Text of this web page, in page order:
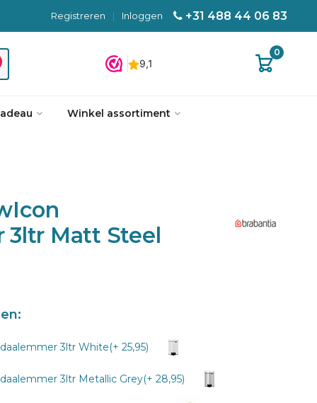
+31 488 44 06 83
Inloggen
|
Registreren
0
Winkel assortiment
3ltr Matt Steel
3ltr White(+ 25,95)
3ltr Metallic Grey(+ 28,95)